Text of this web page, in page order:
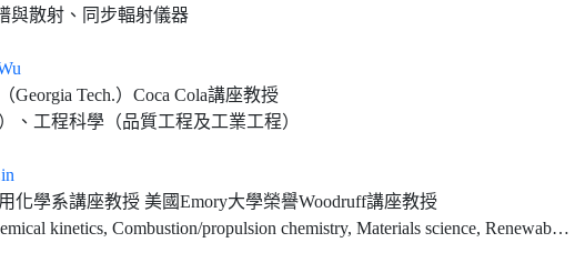
與散射、同步輻射儀器
Georgia Tech.）Coca Cola講座教授
、工程科學（品質工程及工業工程）
化學系講座教授 美國Emory大學榮譽Woodruff講座教授
Combustion/propulsion chemistry, Materials science, Renewable energy research, ab initio MO calculations)